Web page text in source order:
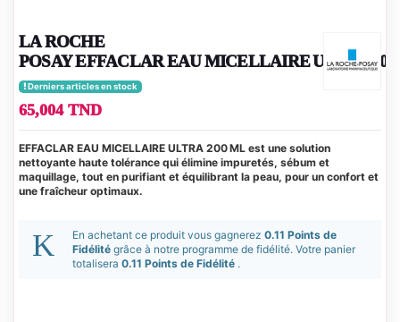
LA ROCHE
POSAY EFFACLAR EAU MICELLAIRE ULTRA
Derniers articles en stock
65,004 TND
EFFACLAR EAU MICELLAIRE ULTRA 200 ML est une solution
nettoyante haute tolérance qui élimine impuretés, sébum et
maquillage, tout en purifiant et équilibrant la peau, pour un confort et
une fraîcheur optimaux.
En achetant ce produit vous gagnerez 0.11 Points de
Fidélité grâce à notre programme de fidélité. Votre panier
totalisera 0.11 Points de Fidélité .